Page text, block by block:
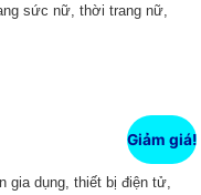
sức nữ, thời trang nữ,
Giảm giá!
gia dụng, thiết bị điện tử,